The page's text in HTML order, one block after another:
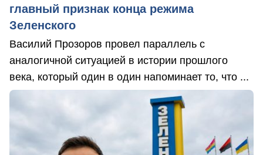
главный признак конца режима
Зеленского
Василий Прозоров провел параллель с
аналогичной ситуацией в истории прошлого
века, который один в один напоминает то, что ...